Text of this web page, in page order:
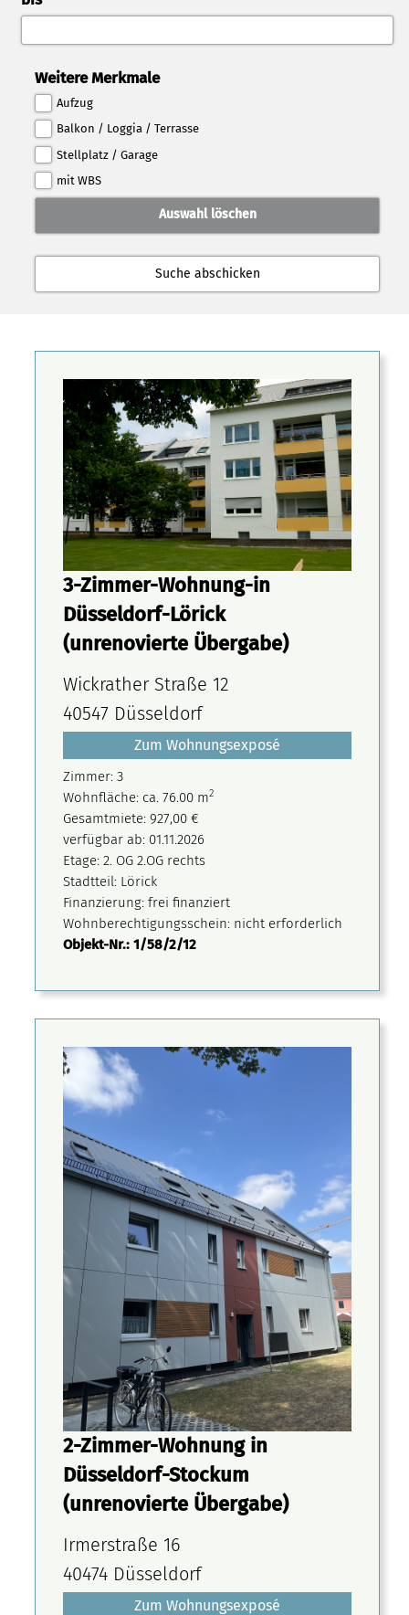
Weitere Merkmale
Aufzug
Balkon / Loggia / Terrasse
Stellplatz / Garage
mit WBS
Auswahl löschen
Suche abschicken
3-Zimmer-Wohnung-in
Düsseldorf-Lörick
(unrenovierte Übergabe)
Wickrather Straße 12
40547 Düsseldorf
Zum Wohnungsexposé
Zimmer: 3
Wohnfläche: ca. 76.00 m2
Gesamtmiete: 927,00 €
verfügbar ab: 01.11.2026
Etage: 2. OG 2.OG rechts
Stadtteil: Lörick
Finanzierung: frei finanziert
Wohnberechtigungsschein: nicht erforderlich
Objekt-Nr.: 1/58/2/12
2-Zimmer-Wohnung in
Düsseldorf-Stockum
(unrenovierte Übergabe)
Irmerstraße 16
40474 Düsseldorf
Zum Wohnungsexposé